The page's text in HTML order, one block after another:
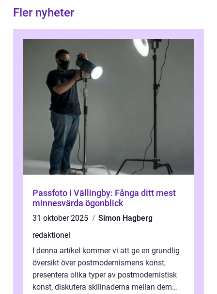
Fler nyheter
Passfoto i Vällingby: Fånga ditt mest
minnesvärda ögonblick
31 oktober 2025
Simon Hagberg
redaktionel
I denna artikel kommer vi att ge en grundlig
översikt över postmodernismens konst,
presentera olika typer av postmodernistisk
konst, diskutera skillnaderna mellan dem